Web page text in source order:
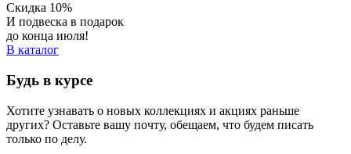
Скидка 10%
И подвеска в подарок
до конца июля!
В каталог
Будь в курсе
Хотите узнавать о новых коллекциях и акциях раньше
других? Оставьте вашу почту, обещаем, что будем писать
только по делу.